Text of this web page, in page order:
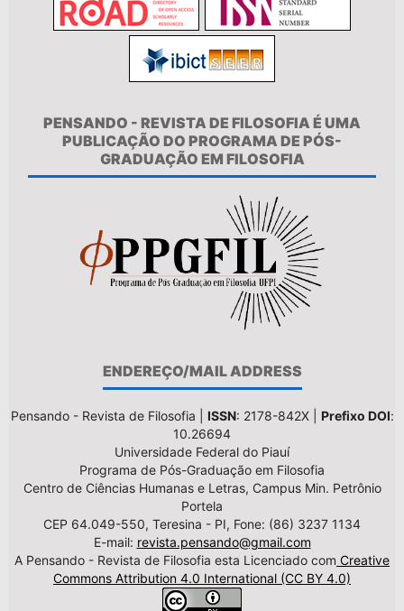
PENSANDO - REVISTA DE FILOSOFIA É UMA
PUBLICAÇÃO DO PROGRAMA DE PÓS-
GRADUAÇÃO EM FILOSOFIA
ENDEREÇO/MAIL ADDRESS
Pensando - Revista de Filosofia | ISSN: 2178-842X | Prefixo DOI:
10.26694
Universidade Federal do Piauí
Programa de Pós-Graduação em Filosofia
Centro de Ciências Humanas e Letras, Campus Min. Petrônio
Portela
CEP 64.049-550, Teresina - PI, Fone: (86) 3237 1134
E-mail: revista.pensando@gmail.com
A Pensando - Revista de Filosofia esta Licenciado com Creative
Commons Attribution 4.0 International (CC BY 4.0)